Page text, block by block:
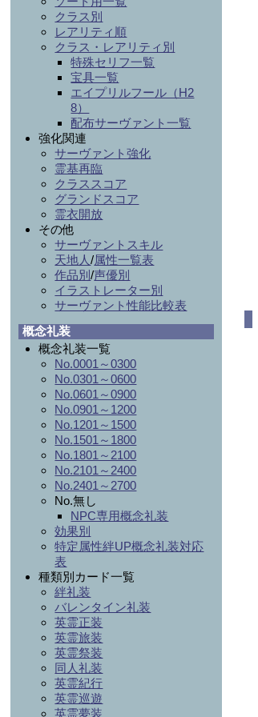
クラス別
レアリティ順
クラス・レアリティ別
特殊セリフ一覧
宝具一覧
エイプリルフール（H2
8）
配布サーヴァント一覧
強化関連
サーヴァント強化
霊基再臨
クラススコア
グランドスコア
霊衣開放
その他
サーヴァントスキル
天地人/属性一覧表
作品別/声優別
イラストレーター別
サーヴァント性能比較表
概念礼装
概念礼装一覧
No.0001～0300
No.0301～0600
No.0601～0900
No.0901～1200
No.1201～1500
No.1501～1800
No.1801～2100
No.2101～2400
No.2401～2700
No.無し
NPC専用概念礼装
効果別
特定属性絆UP概念礼装対応
表
種類別カード一覧
絆礼装
バレンタイン礼装
英霊正装
英霊旅装
英霊祭装
同人礼装
英霊紀行
英霊巡遊
英霊夢装